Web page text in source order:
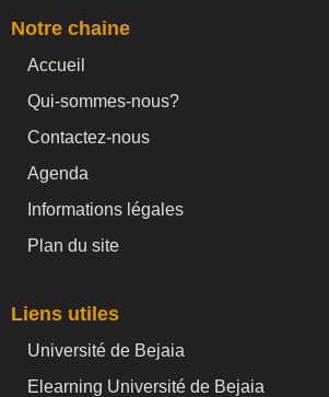
Notre chaine
Accueil
Qui-sommes-nous?
Contactez-nous
Agenda
Informations légales
Plan du site
Liens utiles
Université de Bejaia
Elearning Université de Bejaia